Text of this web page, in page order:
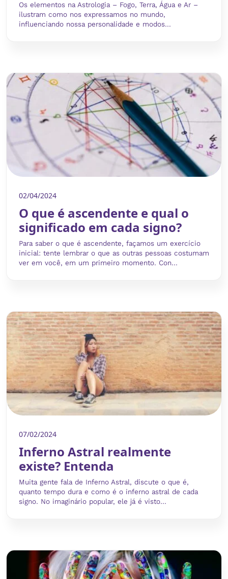
Os elementos na Astrologia – Fogo, Terra, Água e Ar –
ilustram como nos expressamos no mundo,
influenciando nossa personalidade e modos...
02/04/2024
O que é ascendente e qual o
significado em cada signo?
Para saber o que é ascendente, façamos um exercício
inicial: tente lembrar o que as outras pessoas costumam
ver em você, em um primeiro momento. Con...
07/02/2024
Inferno Astral realmente
existe? Entenda
Muita gente fala de Inferno Astral, discute o que é,
quanto tempo dura e como é o inferno astral de cada
signo. No imaginário popular, ele já é visto...